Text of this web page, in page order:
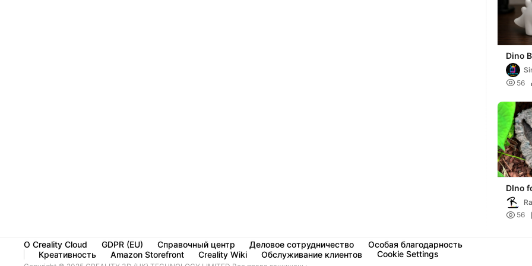
Dino
 56
DIno
 56
О Creality Cloud GDPR (EU) Справочный центр Деловое сотрудничество
Особая благодарность
Креативность
Amazon Storefront Creality Wiki Обслуживание клиентов Cookie Settings